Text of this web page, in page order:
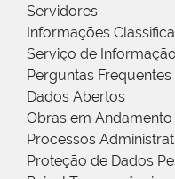
Servidores
Informações
Serviço de
Perguntas Frequentes
Dados Abertos
Obras em
Processos
Proteção de Dados